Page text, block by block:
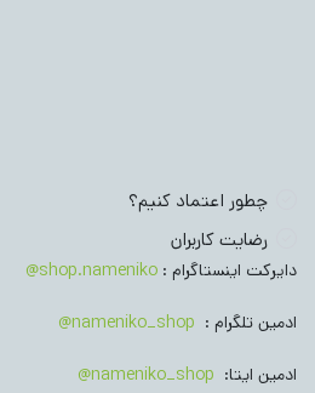
چطور اعتماد کنیم؟
رضایت کاربران
دایرکت اینستاگرام : shop.nameniko@
ادمین تلگرام : nameniko_shop@
ادمین ایتا: nameniko_shop@